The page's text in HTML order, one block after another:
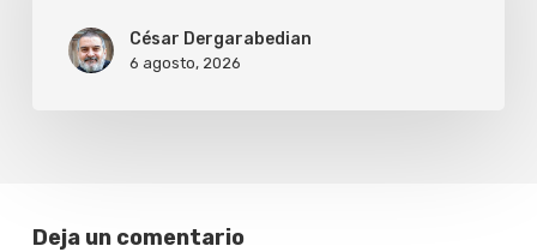
César Dergarabedian
6 agosto, 2026
Deja un comentario